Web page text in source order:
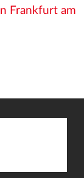
Frankfurt am